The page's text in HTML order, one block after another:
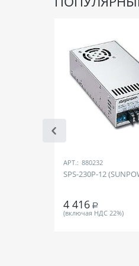
АРТ.: 880232
SPS-230P-12
4 416 Р
(включая НДС 22%)